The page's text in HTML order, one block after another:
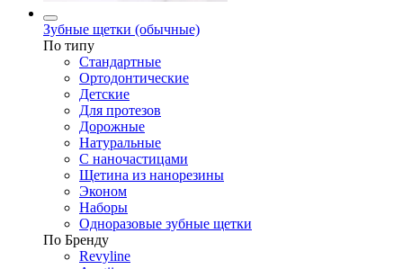
Зубные щетки (обычные)
По типу
Стандартные
Ортодонтические
Детские
Для протезов
Дорожные
Натуральные
С наночастицами
Щетина из нанорезины
Эконом
Наборы
Одноразовые зубные щетки
По Бренду
Revyline